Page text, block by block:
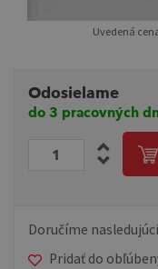
Uvedená
Odosielame
do 3 pracovných
Doručíme
Pridať do